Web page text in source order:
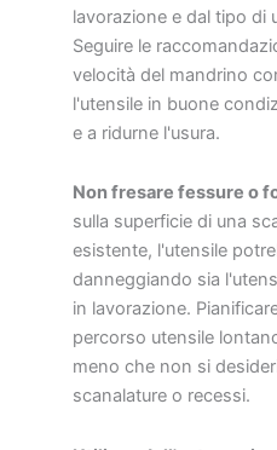
lavorazione e dal tipo di
Seguire le
velocità del mandrino
l'utensile in buone
e a ridurne l'usura.
Non fresare fessure o
sulla superficie di una
esistente, l'utensile
danneggiando sia
in lavorazione.
percorso utensile
meno che non si
scanalature o recessi.